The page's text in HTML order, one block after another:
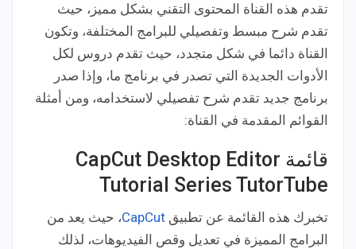
تقدم هذه القناة المحتوى التقني بشكل مميز، حيث
تقدم شرح مبسط وتفصيلي للبرامج المختلفة، وتكون
القناة دائما في شكل متجدد، حيث تقدم دروس لكل
الأدوات الجديدة التي تصدر في برنامج ما، وإذا صدر
برنامج جديد تقدم شرح تفصيلي لاستخدامه، ومن أمثلة
القوائم المقدمة في القناة:
قائمة CapCut Desktop Editor
Tutorial Series TutorTube
تخبرك هذه القائمة عن تطبيق CapCut، حيث يعد من
البرامج المميزة في تعديل وقص الفيديوهات، لذلك